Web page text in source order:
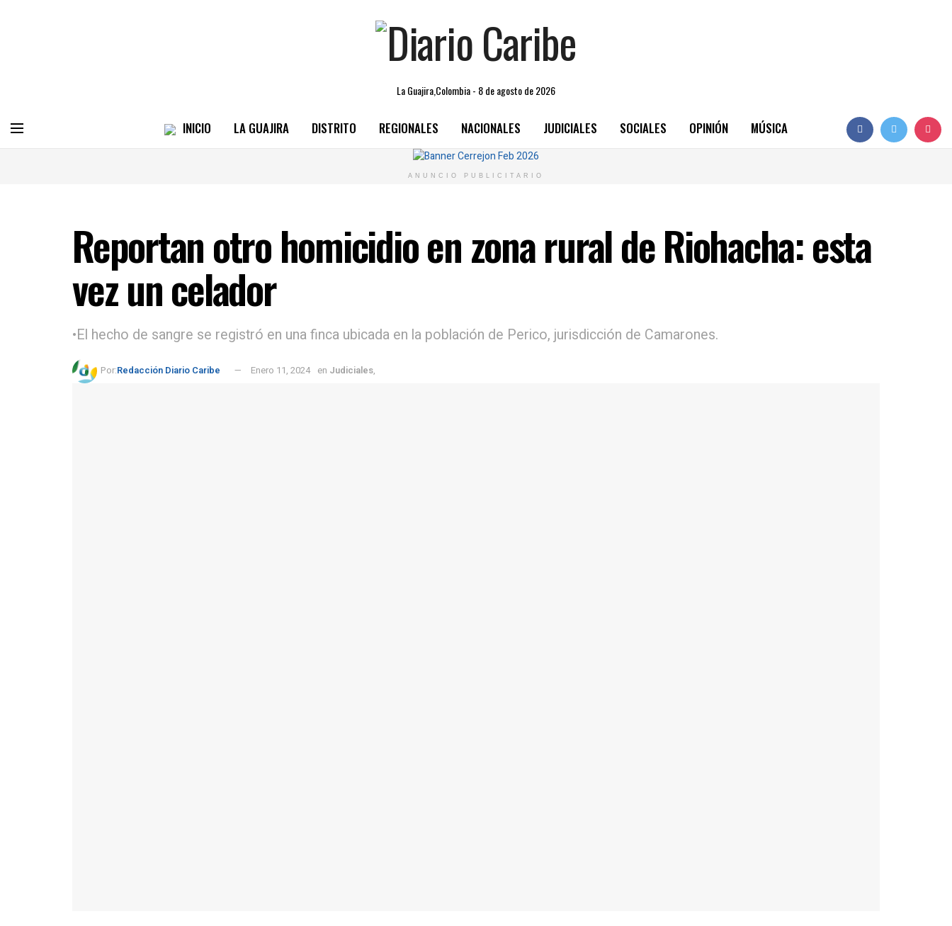
La Guajira,Colombia - 8 de agosto de 2026
INICIO LA GUAJIRA DISTRITO REGIONALES NACIONALES JUDICIALES SOCIALES OPINIÓN MÚSICA
ANUNCIO PUBLICITARIO
Reportan otro homicidio en zona rural de Riohacha: esta
vez un celador
•El hecho de sangre se registró en una finca ubicada en la población de Perico, jurisdicción de Camarones.
Por:Redacción Diario Caribe Enero 11, 2024 en Judiciales,